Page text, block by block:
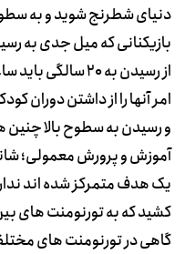
دنیای شطرنج شوید و به
بازیکنانی که میل جدی به
از رسیدن به 20
امر آنها را از داشتن دوران
و رسیدن به سطوح بالا چنین
آموزش و پرورش معمولی؛
کشید که به تورنومنت های
گاهی در تورنومنت های